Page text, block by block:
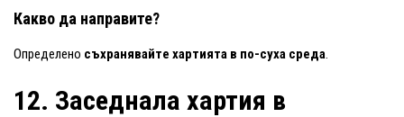
Какво да направите?
Определено съхранявайте хартията в по-суха среда.
12. Заседнала хартия в